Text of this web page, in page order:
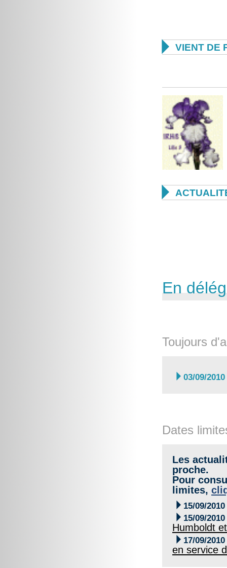
 VIENT DE

En
Toujours
 03/09/2010
Dates
Les
proche.
Pour
limites,
 15/09/2010
 15/09/2010
Humboldt
 17/09/2010
en service